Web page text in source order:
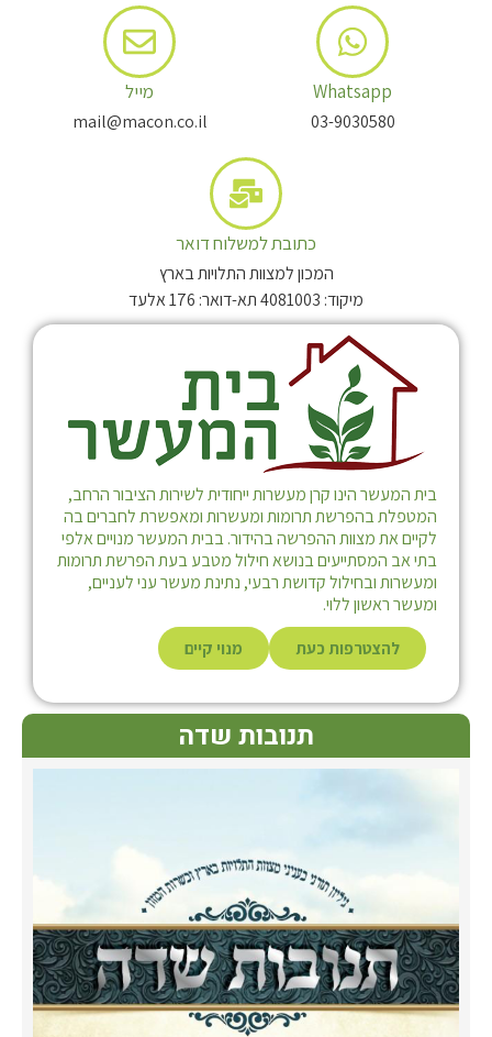
Whatsapp
03-9030580
מייל
mail@macon.co.il
כתובת למשלוח דואר
המכון למצוות התלויות בארץ
מיקוד: 4081003 תא-דואר: 176 אלעד
בית המעשר הינו קרן מעשרות ייחודית לשירות הציבור הרחב,
המטפלת בהפרשת תרומות ומעשרות ומאפשרת לחברים בה
לקיים את מצוות ההפרשה בהידור. בבית המעשר מנויים אלפי
בתי אב המסתייעים בנושא חילול מטבע בעת הפרשת תרומות
ומעשרות ובחילול קדושת רבעי, נתינת מעשר עני לעניים,
ומעשר ראשון ללוי.
להצטרפות כעת מנוי קיים
תנובות שדה